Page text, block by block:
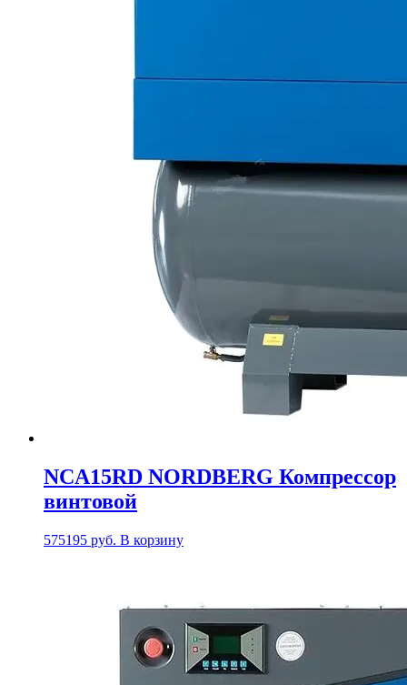
NCA15RD NORDBERG Компрессор
винтовой
575195 руб. В корзину